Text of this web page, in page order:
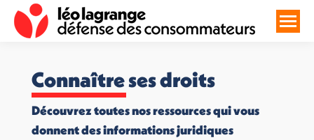
Connaître ses droits
Découvrez toutes nos ressources qui vous
donnent des informations juridiques